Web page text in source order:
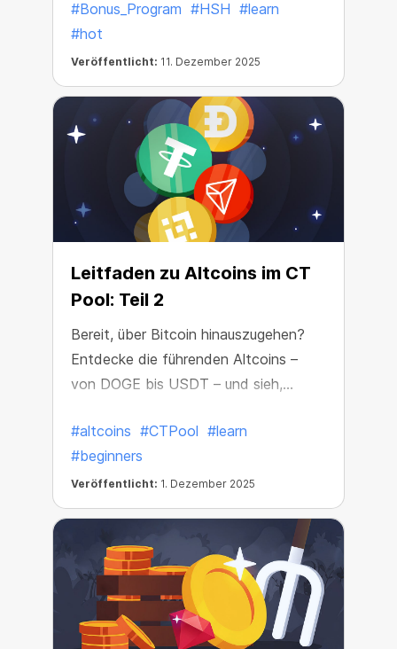
#Bonus_Program #HSH #learn
#hot
Veröffentlicht: 11. Dezember 2025
Leitfaden zu Altcoins im CT
Pool: Teil 2
Bereit, über Bitcoin hinauszugehen?
Entdecke die führenden Altcoins –
von DOGE bis USDT – und sieh,
#altcoins #CTPool #learn
#beginners
Veröffentlicht: 1. Dezember 2025